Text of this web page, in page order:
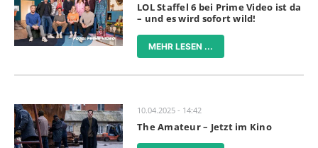
LOL Staffel 6 bei Prime Video ist da
– und es wird sofort wild!
MEHR LESEN ...
10.04.2025 - 14:42
The Amateur – Jetzt im Kino